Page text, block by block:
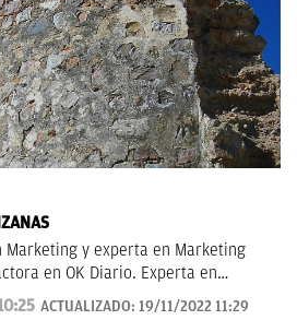
Marketing y experta en Marketing
en OK Diario. Experta en
mascotas, consumo y Lotería de
ACTUALIZADO: 19/11/2022 11:29